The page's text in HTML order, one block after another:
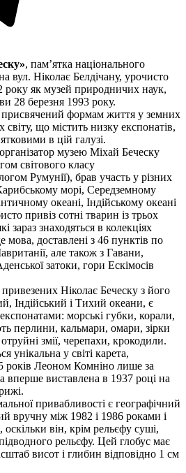
, пам’ятка національного
вул. Ніколає Белдічану, урочисто
року як музей природничих наук,
28 березня 1993 року.
формам життя у земних
світу, що містить низку експонатів,
в цій галузі.
музею Міхай Беческу
світового класу
Румунії), брав участь у різних
морі, Середземному
океані, Індійському океані
привіз сотні тварин із трьох
зараз знаходяться в колекціях
мова, доставлені з 46 пунктів по
але також з Гавани,
затоки, гори Ескімосів
Ніколає Беческу з його
Індійський і Тихий океани, є
морські губки, корали,
перлини, кальмари, омари, зірки
змії, черепахи, крокодили.
унікальна у світі карета,
років Леоном Комніно лише за
вперше виставлена в 1937 році на
привабливості є географічний
вручну між 1982 і 1986 роками і
оскільки він, крім рельєфу суші,
рельєфу. Цей глобус має
висот і глибин відповідно 1 см